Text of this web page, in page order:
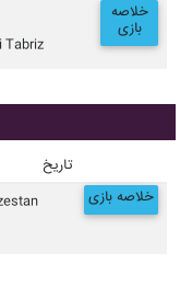
Tabriz
خلاصه
بازی
تاریخ
خلاصه بازی